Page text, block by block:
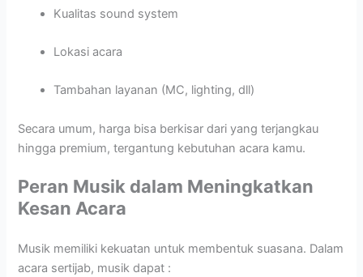
Kualitas sound system
Lokasi acara
Tambahan layanan (MC, lighting, dll)
Secara umum, harga bisa berkisar dari yang terjangkau
hingga premium, tergantung kebutuhan acara kamu.
Peran Musik dalam Meningkatkan
Kesan Acara
Musik memiliki kekuatan untuk membentuk suasana. Dalam
acara sertijab, musik dapat :